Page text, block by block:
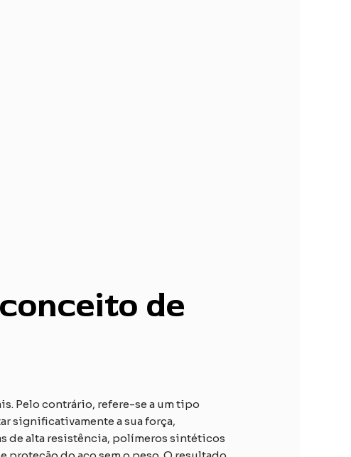
de
Pelo contrário, refere-se a um tipo
significativamente a sua força,
de alta resistência, polímeros sintéticos